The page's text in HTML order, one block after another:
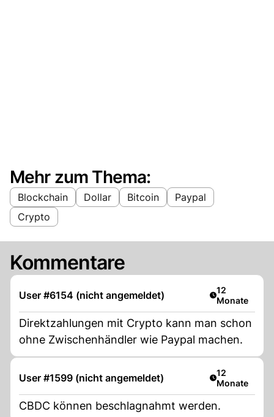
Mehr zum Thema:
Blockchain Dollar Bitcoin
Paypal
Crypto
Kommentare
User #6154 (nicht angemeldet) Artikel
12
Monate
Direktzahlungen mit Crypto kann man schon
ohne Zwischenhändler wie Paypal machen.
User #1599 (nicht angemeldet) Artikel
12
Monate
CBDC können beschlagnahmt werden.